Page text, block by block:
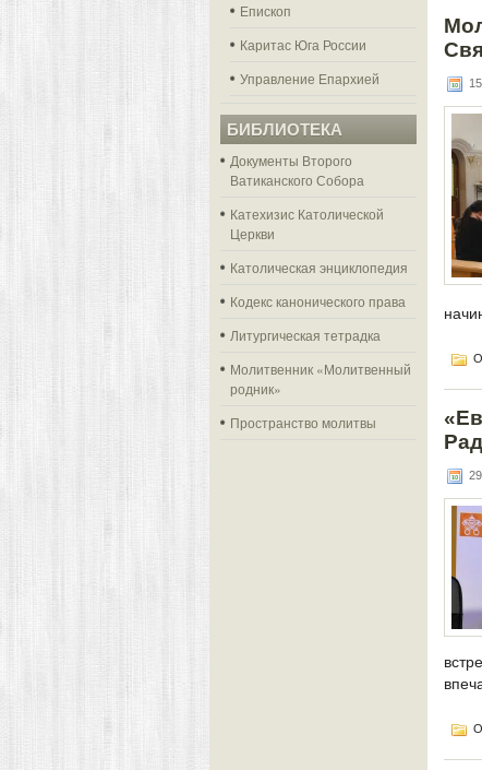
Епископ
Каритас Юга России
Управление Епархией
БИБЛИОТЕКА
Документы Второго
Ватиканского Собора
Катехизис Католической
Церкви
Католическая энциклопедия
Кодекс канонического права
Литургическая тетрадка
Молитвенник «Молитвенный
родник»
Пространство молитвы